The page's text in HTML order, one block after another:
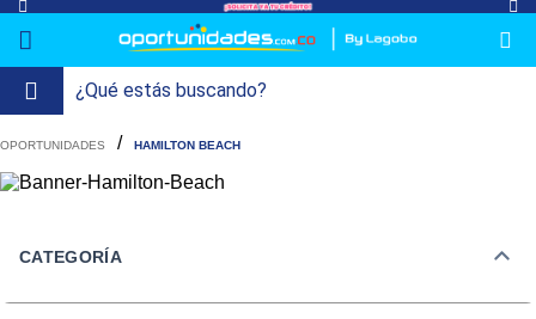
Mi
Tiendas
Lavado
lavado-
secado
Refrigeración
refrigeracion-
Televisión
Aire y
Colchones
Ver
Cocina
Tecnología
ElectroHogar
Sonido
Combos/a>
Herramientas/a>
Cuidado
Accesorios/a>HAMILTON BEACH
CATEGORÍA